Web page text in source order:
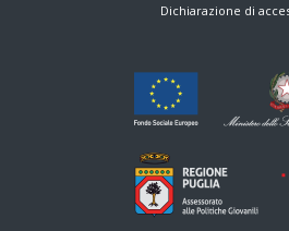
Dichiarazione di